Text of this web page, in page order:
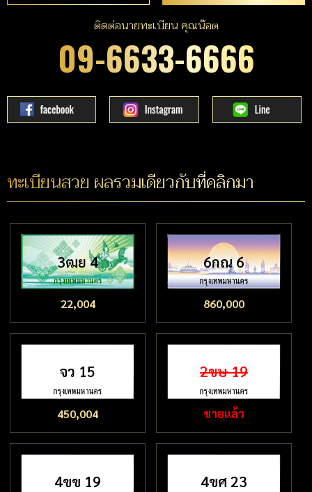
ติดต่อนายทะเบียน คุณน๊อต
09-6633-6666
ทะเบียนสวย ผลรวมเดียวกับที่คลิกมา
3ฒย 4
22,004
6กณ 6
860,000
จว 15
450,004
2ขษ 19
ขายแล้ว
4ขข 19 4ขศ 23